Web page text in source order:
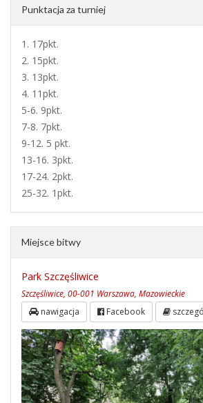
Punktacja za turniej
1. 17pkt.
2. 15pkt.
3. 13pkt.
4. 11pkt.
5-6. 9pkt.
7-8. 7pkt.
9-12. 5 pkt.
13-16. 3pkt.
17-24. 2pkt.
25-32. 1pkt.
Miejsce bitwy
Park Szczęśliwice
Szczęśliwice, 00-001 Warszawa, Mazowieckie
nawigacja Facebook